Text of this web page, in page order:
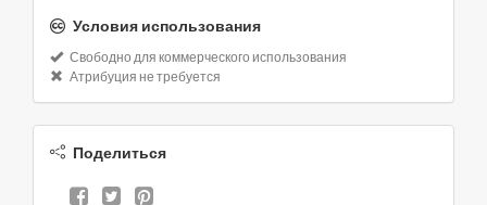
Условия использования
Свободно для коммерческого использования
Атрибуция не требуется
Поделиться